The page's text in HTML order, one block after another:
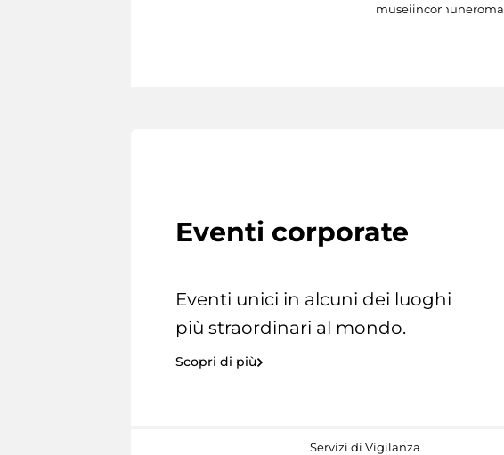
museiincomuneroma
Eventi corporate
Eventi unici in alcuni dei luoghi
più straordinari al mondo.
Scopri di più
Servizi di Vigilanza